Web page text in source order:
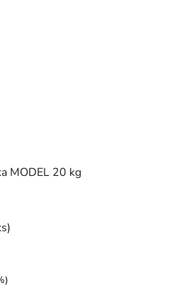
MODEL 20 kg